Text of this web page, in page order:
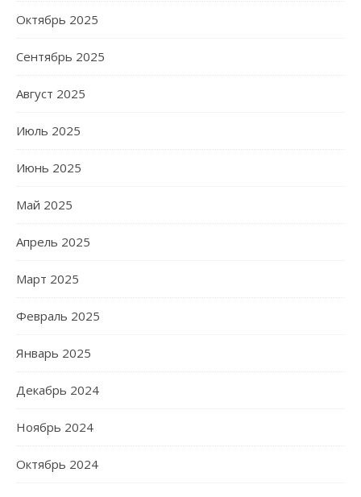
Октябрь 2025
Сентябрь 2025
Август 2025
Июль 2025
Июнь 2025
Май 2025
Апрель 2025
Март 2025
Февраль 2025
Январь 2025
Декабрь 2024
Ноябрь 2024
Октябрь 2024